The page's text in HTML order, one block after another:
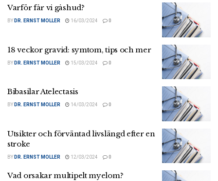
Varför får vi gåshud?
BY DR. ERNST MOLLER 16/03/2024 0
18 veckor gravid: symtom, tips och mer
BY DR. ERNST MOLLER 15/03/2024 0
Bibasilar Atelectasis
BY DR. ERNST MOLLER 14/03/2024 0
Utsikter och förväntad livslängd efter en
stroke
BY DR. ERNST MOLLER 12/03/2024 0
Vad orsakar multipelt myelom?